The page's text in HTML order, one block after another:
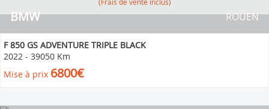
BMW ROUEN
F 850 GS ADVENTURE TRIPLE BLACK
2022 - 39050 Km
Mise à prix 6800€